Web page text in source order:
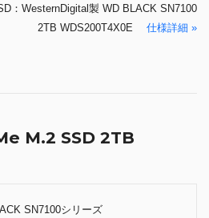
：WesternDigital製 WD BLACK SN7100
2TB WDS200T4X0E 仕様詳細 »
M.2 SSD 2TB
SN7100シリーズ